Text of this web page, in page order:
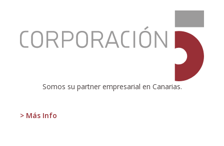
Somos su partner empresarial en Canarias.
> Más Info
\»Convergencia
económica